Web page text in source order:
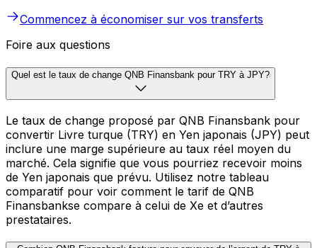
Commencez à économiser sur vos transferts
Foire aux questions
Quel est le taux de change QNB Finansbank pour TRY à JPY?
Le taux de change proposé par QNB Finansbank pour
convertir Livre turque (TRY) en Yen japonais (JPY) peut
inclure une marge supérieure au taux réel moyen du
marché. Cela signifie que vous pourriez recevoir moins
de Yen japonais que prévu. Utilisez notre tableau
comparatif pour voir comment le tarif de QNB
Finansbankse compare à celui de Xe et d’autres
prestataires.